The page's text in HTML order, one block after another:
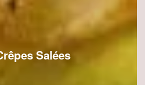
Salées